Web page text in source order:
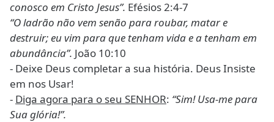
conosco em Cristo Jesus”. Efésios 2:4-7
“O ladrão não vem senão para roubar, matar e
destruir; eu vim para que tenham vida e a tenham em
abundância”. João 10:10
- Deixe Deus completar a sua história. Deus Insiste
em nos Usar!
- Diga agora para o seu SENHOR: “Sim! Usa-me para
Sua glória!”.